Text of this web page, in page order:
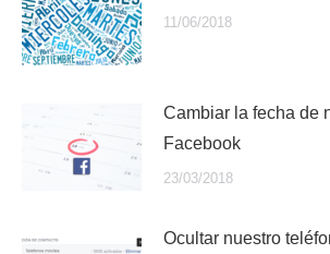
11/06/2018
Cambiar la fecha de
Facebook
23/03/2018
Ocultar nuestro